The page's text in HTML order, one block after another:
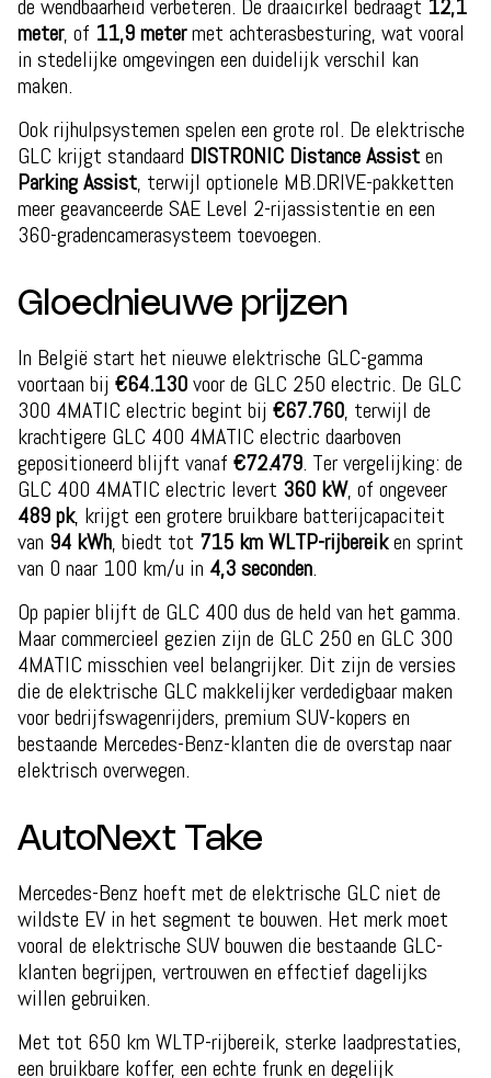
de wendbaarheid verbeteren. De draaicirkel bedraagt 12,1
meter, of 11,9 metermet achterasbesturing, wat vooral
in stedelijke omgevingen een duidelijk verschil kan
maken.
Ook rijhulpsystemen spelen een grote rol. De elektrische
GLC krijgt standaard DISTRONIC Distance Assisten
Parking Assist, terwijl optionele MB.DRIVE-pakketten
meer geavanceerde SAE Level 2-rijassistentie en een
360-gradencamerasysteem toevoegen.
Gloednieuwe prijzen
In België start het nieuwe elektrische GLC-gamma
voortaan bij €64.130voor de GLC 250 electric. De GLC
300 4MATIC electric begint bij €67.760, terwijl de
krachtigere GLC 400 4MATIC electric daarboven
gepositioneerd blijft vanaf €72.479. Ter vergelijking: de
GLC 400 4MATIC electric levert 360 kW, of ongeveer
489 pk, krijgt een grotere bruikbare batterijcapaciteit
van 94 kWh, biedt tot 715 km WLTP-rijbereiken sprint
van 0 naar 100 km/u in 4,3 seconden.
Op papier blijft de GLC 400 dus de held van het gamma.
Maar commercieel gezien zijn de GLC 250 en GLC 300
4MATIC misschien veel belangrijker. Dit zijn de versies
die de elektrische GLC makkelijker verdedigbaar maken
voor bedrijfswagenrijders, premium SUV-kopers en
bestaande Mercedes-Benz-klanten die de overstap naar
elektrisch overwegen.
AutoNext Take
Mercedes-Benz hoeft met de elektrische GLC niet de
wildste EV in het segment te bouwen. Het merk moet
vooral de elektrische SUV bouwen die bestaande GLC-
klanten begrijpen, vertrouwen en effectief dagelijks
willen gebruiken.
Met tot 650 km WLTP-rijbereik, sterke laadprestaties,
een bruikbare koffer, een echte frunk en degelijk